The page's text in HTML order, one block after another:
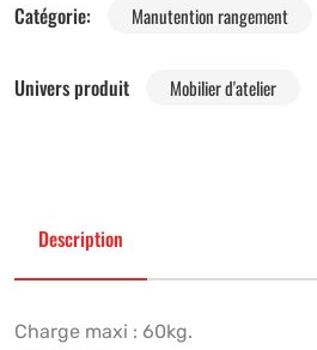
Catégorie:
Manutention rangement
Univers produit Mobilier d'atelier
Description
Charge maxi : 60kg.